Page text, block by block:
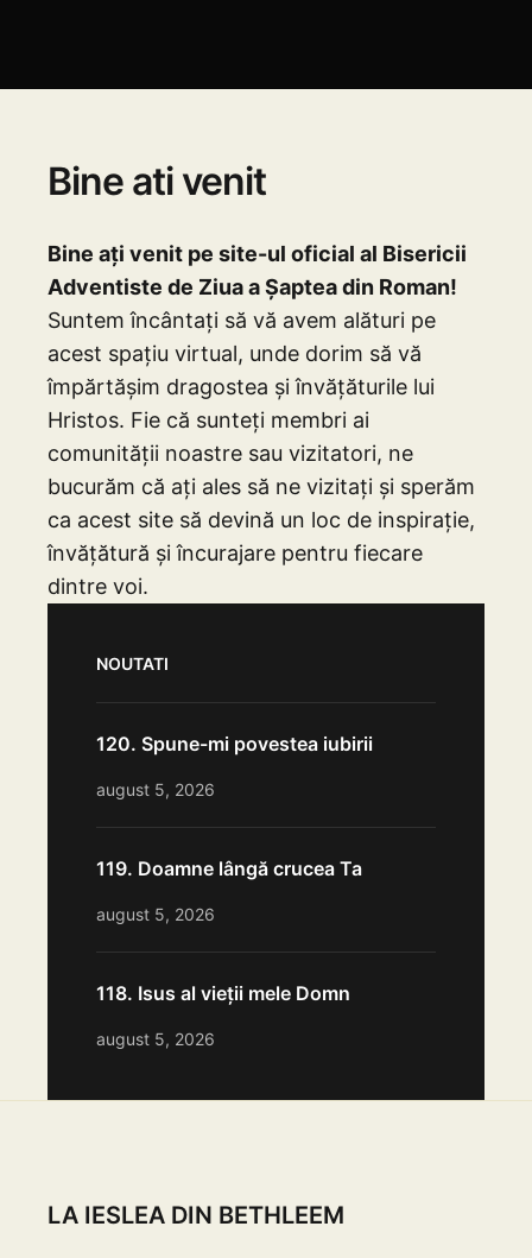
Bine ati venit
Bine ați venit pe site-ul oficial al Bisericii
Adventiste de Ziua a Șaptea din Roman!
Suntem încântați să vă avem alături pe
acest spațiu virtual, unde dorim să vă
împărtășim dragostea și învățăturile lui
Hristos. Fie că sunteți membri ai
comunității noastre sau vizitatori, ne
bucurăm că ați ales să ne vizitați și sperăm
ca acest site să devină un loc de inspirație,
învățătură și încurajare pentru fiecare
dintre voi.
NOUTATI
120. Spune-mi povestea iubirii
august 5, 2026
119. Doamne lângă crucea Ta
august 5, 2026
118. Isus al vieții mele Domn
august 5, 2026
LA IESLEA DIN BETHLEEM